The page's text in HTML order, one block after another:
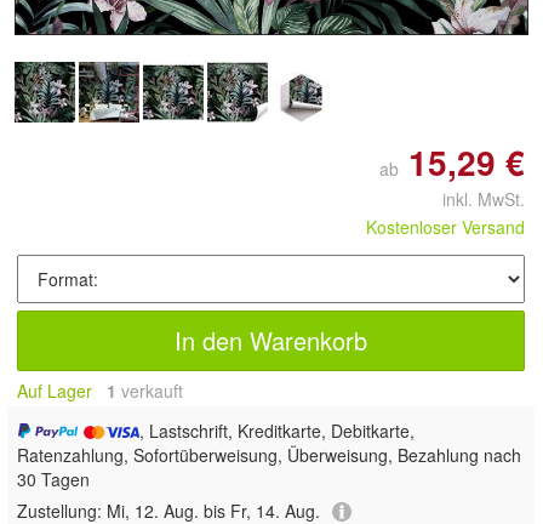
ab 15,29 €
inkl. MwSt.
Kostenloser Versand
In den Warenkorb
Auf Lager 1 verkauft
, Lastschrift, Kreditkarte, Debitkarte,
Ratenzahlung, Sofortüberweisung, Überweisung, Bezahlung nach
30 Tagen
Zustellung: Mi, 12. Aug. bis Fr, 14. Aug.